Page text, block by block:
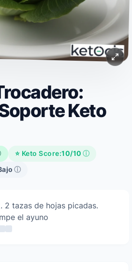
Keto
⭐ Keto Score:10/10 ⓘ
ⓘ
2 tazas de hojas picadas.
el ayuno